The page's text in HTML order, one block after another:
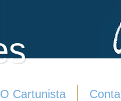
O Cartunista